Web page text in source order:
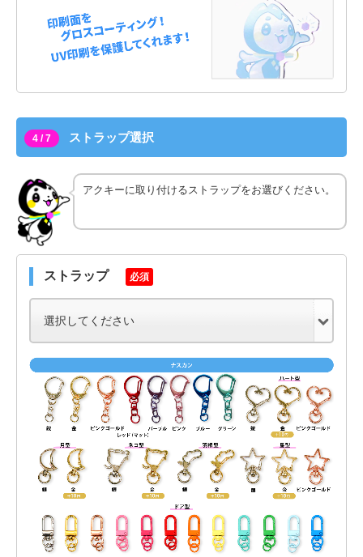
4 / 7 ストラップ選択
アクキーに取り付けるストラップをお選びください。
ストラップ 必須